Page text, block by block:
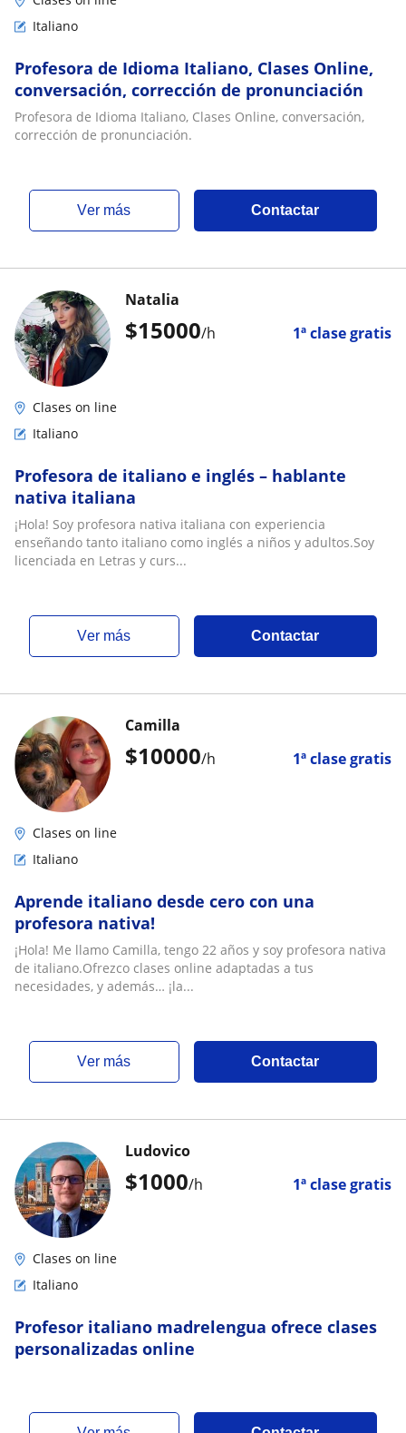
Italiano
Profesora de Idioma Italiano, Clases Online,
conversación, corrección de pronunciación
Profesora de Idioma Italiano, Clases Online, conversación,
corrección de pronunciación.
ver más Contactar
$15000/h 1ª clase gratis
Natalia
Clases on line
Italiano
Profesora de italiano e inglés – hablante
nativa italiana
¡Hola! Soy profesora nativa italiana con experiencia
enseñando tanto italiano como inglés a niños y adultos.Soy
licenciada en Letras y curs...
ver más Contactar
$10000/h 1ª clase gratis
Camilla
Clases on line
Italiano
Aprende italiano desde cero con una
profesora nativa!
¡Hola! Me llamo Camilla, tengo 22 años y soy profesora nativa
de italiano.Ofrezco clases online adaptadas a tus
necesidades, y además… ¡la...
ver más Contactar
$1000/h 1ª clase gratis
Ludovico
Clases on line
Italiano
Profesor italiano madrelengua ofrece clases
personalizadas online